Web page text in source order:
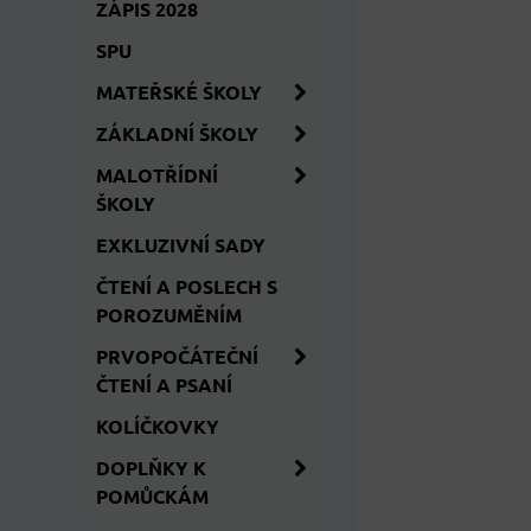
ZÁPIS 2028
SPU
MATEŘSKÉ ŠKOLY
ZÁKLADNÍ ŠKOLY
MALOTŘÍDNÍ
ŠKOLY
EXKLUZIVNÍ SADY
ČTENÍ A POSLECH S
POROZUMĚNÍM
PRVOPOČÁTEČNÍ
ČTENÍ A PSANÍ
KOLÍČKOVKY
DOPLŇKY K
POMŮCKÁM